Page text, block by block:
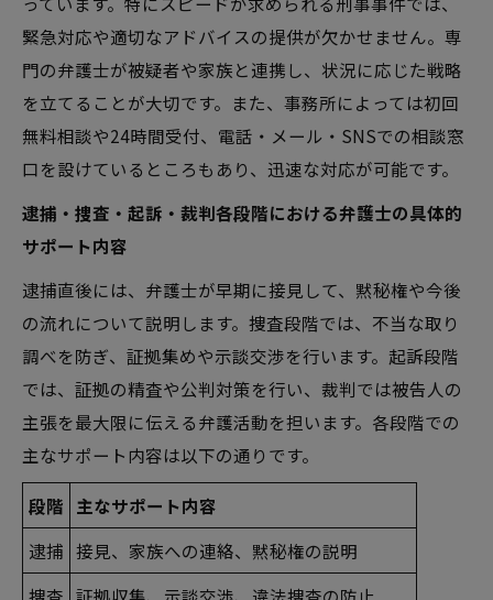
緊急対応や適切なアドバイスの提供が欠かせません。専
門の弁護士が被疑者や家族と連携し、状況に応じた戦略
を立てることが大切です。また、事務所によっては初回
無料相談や24時間受付、電話・メール・SNSでの相談窓
口を設けているところもあり、迅速な対応が可能です。
逮捕・捜査・起訴・裁判各段階における弁護士の具体的
サポート内容
逮捕直後には、弁護士が早期に接見して、黙秘権や今後
の流れについて説明します。捜査段階では、不当な取り
調べを防ぎ、証拠集めや示談交渉を行います。起訴段階
では、証拠の精査や公判対策を行い、裁判では被告人の
主張を最大限に伝える弁護活動を担います。各段階での
主なサポート内容は以下の通りです。
段階 主なサポート内容
逮捕 接見、家族への連絡、黙秘権の説明